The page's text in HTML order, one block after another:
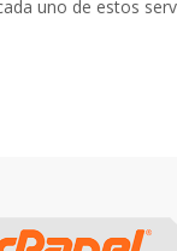
uno de estos